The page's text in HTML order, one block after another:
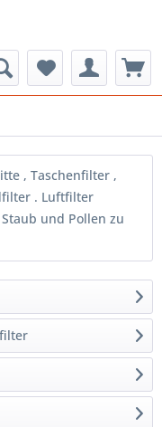
, Taschenfilter ,
. Luftfilter
und Pollen zu